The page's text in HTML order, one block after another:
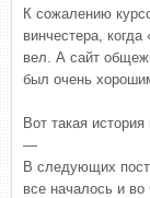
К сожалению
винчестера,
вел. А сайт
был очень
Вот такая
—
В следующих
все началось и